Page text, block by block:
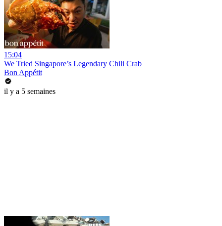
15:04
We Tried Singapore’s Legendary Chili Crab
Bon Appétit
il y a 5 semaines